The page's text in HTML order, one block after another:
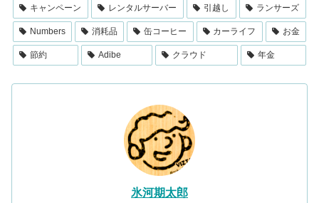
キャンペーン レンタルサーバー 引越し ランサーズ
Numbers 消耗品 缶コーヒー カーライフ お金
節約 Adibe クラウド 年金
氷河期太郎